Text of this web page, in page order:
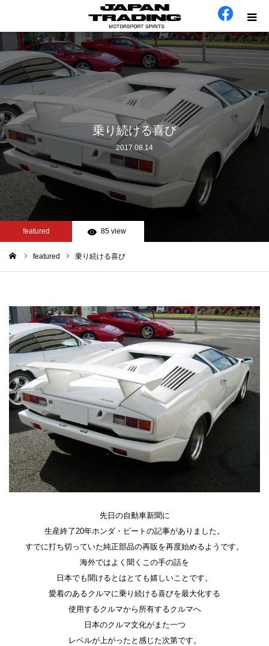
乗り続ける喜び
2017.08.14
featured 85 view
featured 乗り続ける喜び
先日の自動車新聞に
生産終了20年ホンダ・ビートの記事がありました。
すでに打ち切っていた純正部品の再販を再度始めるようです。
海外ではよく聞くこの手の話を
日本でも聞けるとはとても嬉しいことです。
愛着のあるクルマに乗り続ける喜びを最大化する
使用するクルマから所有するクルマへ
日本のクルマ文化がまた一つ
レベルが上がったと感じた次第です。
ホーム
カテゴリー
工場日誌
お問い合わせ